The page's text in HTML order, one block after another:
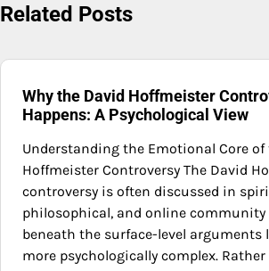
Related Posts
Why the David Hoffmeister
Happens: A Psychological View
Understanding the Emotional Core of
Hoffmeister Controversy The David
controversy is often discussed in
philosophical, and online community
beneath the surface-level arguments
more psychologically complex.